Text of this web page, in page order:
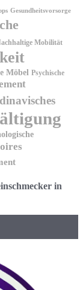
Gesundheitsvorsorge
Mobilität
Möbel Psychische
in